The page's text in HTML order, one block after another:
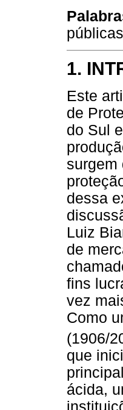
1.
Este
de
do Sul
surgem
dessa
Luiz
de
fins
vez
Como
(1906/
que
ácida,